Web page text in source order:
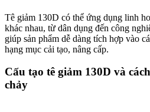
Tê giảm 130D có thể ứng dụng linh
khác nhau, từ dân dụng đến công
giúp sản phẩm dễ dàng tích hợp vào
hạng mục cải tạo, nâng cấp.
Cấu tạo tê giảm 130D và
chảy